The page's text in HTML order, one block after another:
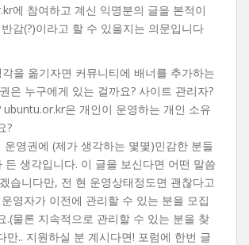
에 참여하고 계신 익명분의 글을 본적이
감(?)이라고 할 수 있을지는 의문입니다
을 옮기자면 커뮤니티에 배너를 추가하는
은 누구에게 있는 걸까요? 사이트 관리자?
ubuntu.or.kr은 개인이 운영하는 개인 소유
?
영권에 (제가 생각하는 몇몇)민감한 분들
든 생각입니다. 이 글을 보신다면 어떤 말씀
습니다만, 전 현 운영상태정도면 괜찮다고
영자가 이전에 관리할 수 있는 분을 모집
.(물론 지속적으로 관리할 수 있는 분을 찾
만.. 지원하실 분 계시다면! 포럼에 한번 글